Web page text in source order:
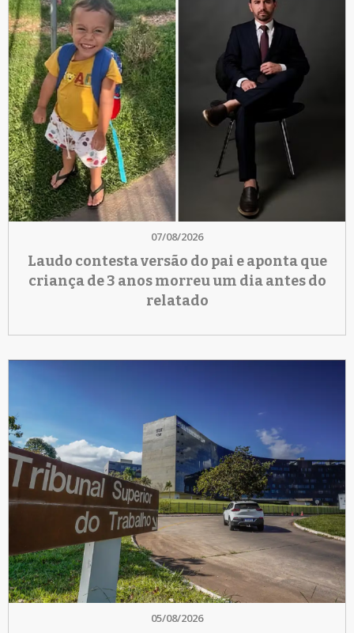
07/08/2026
Laudo contesta versão do pai e aponta que
criança de 3 anos morreu um dia antes do
relatado
05/08/2026